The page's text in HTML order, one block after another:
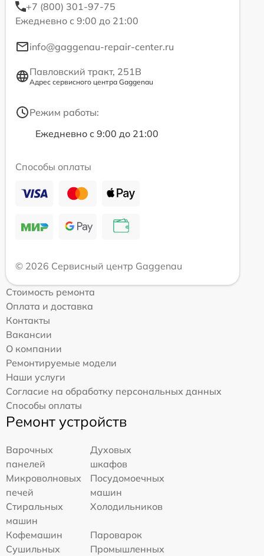
+7 (800) 301-97-75
Ежедневно с 9:00 до 21:00
info@gaggenau-repair-center.ru
Павловский тракт, 251В
Адрес сервисного центра Gaggenau
Режим работы:
Ежедневно с 9:00 до 21:00
Способы оплаты
© 2026 Сервисный центр Gaggenau
Стоимость ремонта
Оплата и доставка
Контакты
Вакансии
О компании
Ремонтируемые модели
Наши услуги
Согласие на обработку персональных данных
Способы оплаты
Ремонт устройств
Варочных
панелей
Духовых
шкафов
Микроволновых
печей
Посудомоечных
машин
Стиральных
машин
Холодильников
Кофемашин
Пароварок
Сушильных
Промышленных